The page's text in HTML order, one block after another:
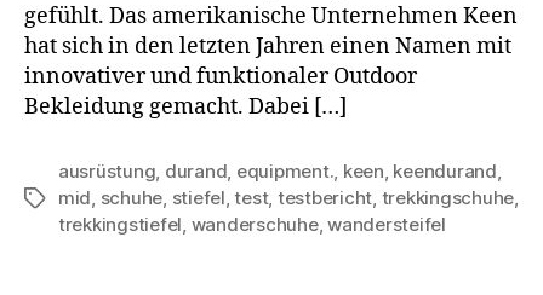
gefühlt. Das amerikanische Unternehmen Keen
hat sich in den letzten Jahren einen Namen mit
innovativer und funktionaler Outdoor
Bekleidung gemacht. Dabei […]
Schlagwörter
ausrüstung, durand, equipment., keen, keendurand,
mid, schuhe, stiefel,test, testbericht, trekkingschuhe,
trekkingstiefel, wanderschuhe,wandersteifel